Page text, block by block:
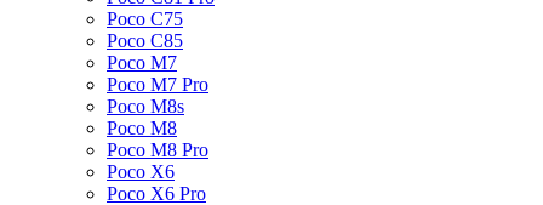
Poco C75
Poco C85
Poco M7
Poco M7 Pro
Poco M8s
Poco M8
Poco M8 Pro
Poco X6
Poco X6 Pro